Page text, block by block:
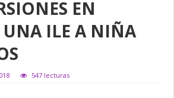
EN
ILE A NIÑA
547 lecturas